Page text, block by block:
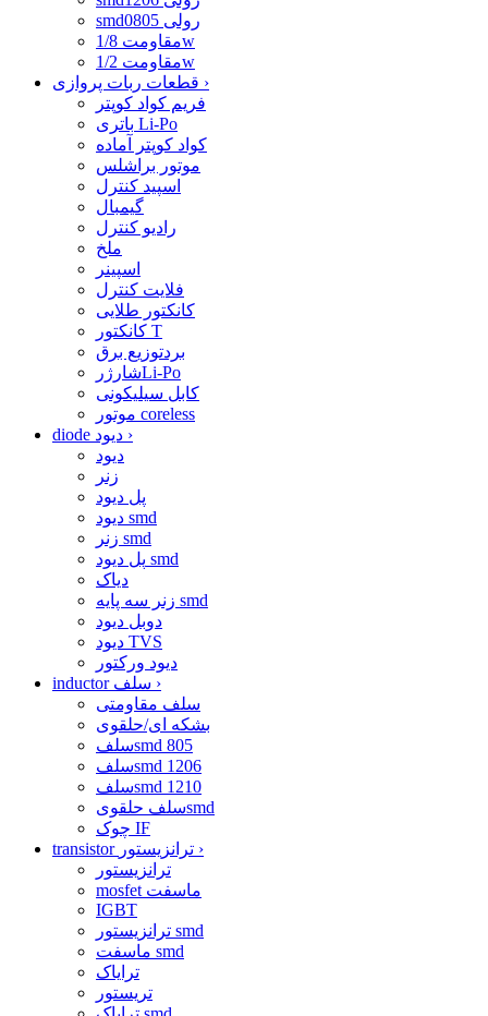
smd0805 رولی
مقاومت 1/8w
مقاومت 1/2w
›
فریم کواد کوپتر
باتری Li-Po
کواد کوپتر آماده
موتور براشلس
اسپید کنترل
گیمبال
رادیو کنترل
ملخ
اسپینر
فلایت کنترل
کانکتور طلایی
کانکتور T
بردتوزیع برق
شارژرLi-Po
کابل سیلیکونی
موتور coreless
›
دیود
زنر
پل دیود
دیود smd
زنر smd
پل دیود smd
دیاک
زنر سه پایه smd
دوبل دیود
دیود TVS
دیود ورکتور
›
سلف مقاومتی
بشکه ای/حلقوی
سلفsmd 805
سلفsmd 1206
سلفsmd 1210
سلف حلقویsmd
چوک IF
›
ترانزیستور
mosfet ماسفت
IGBT
ترانزیستور smd
ماسفت smd
ترایاک
تریستور